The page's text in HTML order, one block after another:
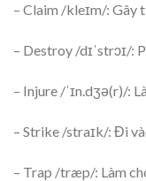
– Claim /kleɪm/: Gây
– Destroy /dɪˈstrɔɪ/:
– Injure /ˈɪn.dʒə(r)/:
– Strike /straɪk/: Đi
– Trap /træp/: Làm